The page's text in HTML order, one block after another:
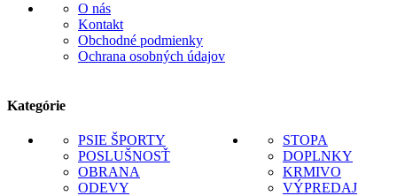
O nás
Kontakt
Obchodné podmienky
Ochrana osobných údajov
Kategórie
PSIE ŠPORTY
POSLUŠNOSŤ
OBRANA
ODEVY
STOPA
DOPLNKY
KRMIVO
VÝPREDAJ